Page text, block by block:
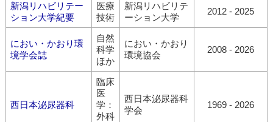
新潟リハビリテー
ション大学紀要
医療
技術
新潟リハビリテ
ーション大学
2012 - 2025
におい・かおり環
境学会誌
自然
科学
ほか
におい・かおり
環境協会
2008 - 2026
西日本泌尿器科
臨床
医
学：
外科
西日本泌尿器科
学会
1969 - 2026